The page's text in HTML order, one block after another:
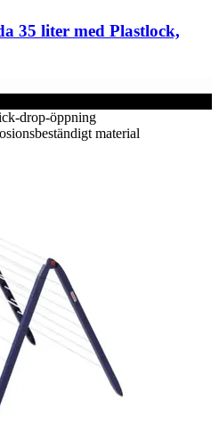
35 liter med Plastlock,
drop-öppning
material